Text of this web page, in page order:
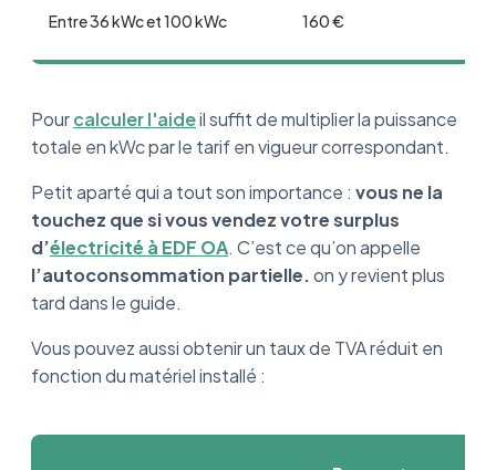
Entre 36 kWc et 100 kWc 160 €
Pourcalculer l'aideil suffit de multiplier la puissance
totale en kWc par le tarif en vigueur correspondant.
Petit aparté qui a tout son importance : vous ne la
touchez que si vous vendez votre surplus
d’électricité à EDF OA. C’est ce qu’on appelle
l’autoconsommation partielle.on y revient plus
tard dans le guide.
Vous pouvez aussi obtenir un taux de TVA réduit en
fonction du matériel installé :